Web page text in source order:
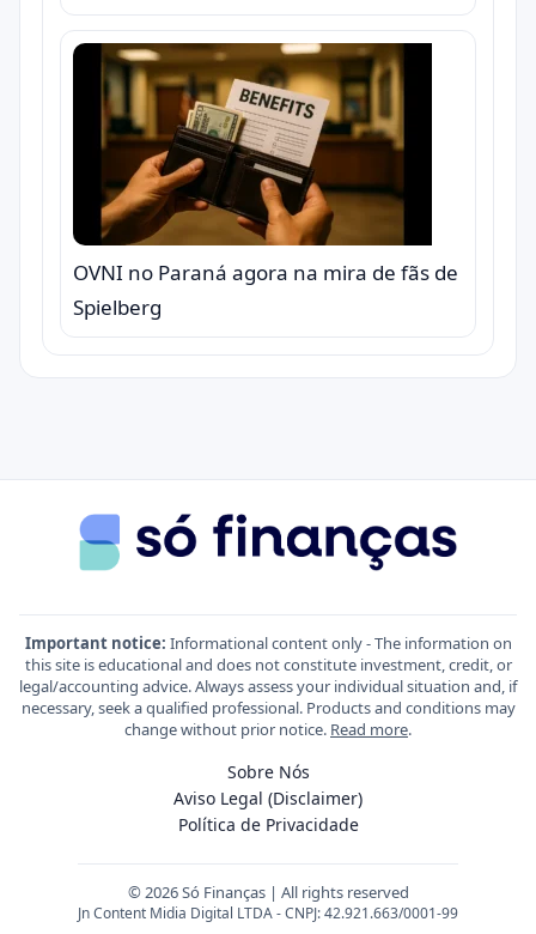
OVNI no Paraná agora na mira de fãs de
Spielberg
Important notice: Informational content only - The information on
this site is educational and does not constitute investment, credit, or
legal/accounting advice. Always assess your individual situation and, if
necessary, seek a qualified professional. Products and conditions may
change without prior notice. Read more.
Sobre Nós
Aviso Legal (Disclaimer)
Política de Privacidade
© 2026 Só Finanças | All rights reserved
Jn Content Midia Digital LTDA - CNPJ: 42.921.663/0001-99